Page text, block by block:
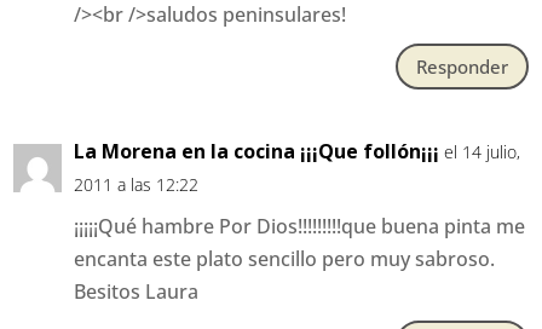
/><br />saludos peninsulares!
Responder
La Morena en la cocina ¡¡¡Que follón¡¡¡ el 14 julio,
2011 a las 12:22
¡¡¡¡¡Qué hambre Por Dios!!!!!!!!!que buena pinta me
encanta este plato sencillo pero muy sabroso.
Besitos Laura